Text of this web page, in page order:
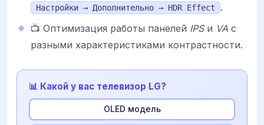
Настройки → Дополнительно → HDR Effect
.
📺 Оптимизация работы панелей IPSи VA с
разными характеристиками контрастности.
📊 Какой у вас телевизор LG?
OLED модель